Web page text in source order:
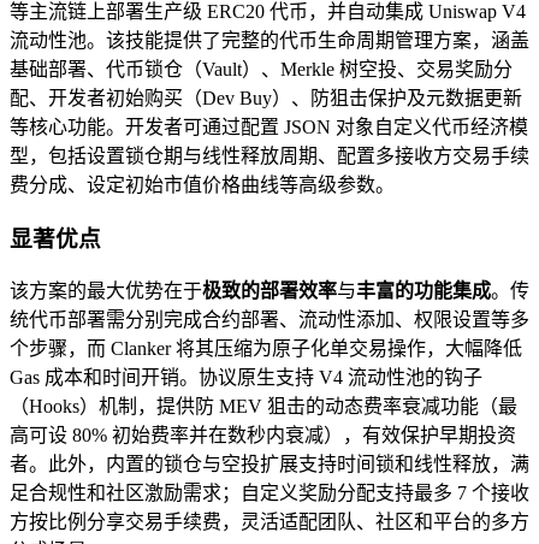
等主流链上部署生产级 ERC20 代币，并自动集成 Uniswap V4
流动性池。该技能提供了完整的代币生命周期管理方案，涵盖
基础部署、代币锁仓（Vault）、Merkle 树空投、交易奖励分
配、开发者初始购买（Dev Buy）、防狙击保护及元数据更新
等核心功能。开发者可通过配置 JSON 对象自定义代币经济模
型，包括设置锁仓期与线性释放周期、配置多接收方交易手续
费分成、设定初始市值价格曲线等高级参数。
显著优点
该方案的最大优势在于极致的部署效率与丰富的功能集成。传
统代币部署需分别完成合约部署、流动性添加、权限设置等多
个步骤，而 Clanker 将其压缩为原子化单交易操作，大幅降低
Gas 成本和时间开销。协议原生支持 V4 流动性池的钩子
（Hooks）机制，提供防 MEV 狙击的动态费率衰减功能（最
高可设 80% 初始费率并在数秒内衰减），有效保护早期投资
者。此外，内置的锁仓与空投扩展支持时间锁和线性释放，满
足合规性和社区激励需求；自定义奖励分配支持最多 7 个接收
方按比例分享交易手续费，灵活适配团队、社区和平台的多方